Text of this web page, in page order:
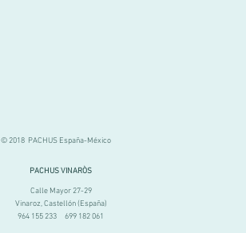
© 2018 PACHUS España-México
PACHUS VINARÒS
Calle Mayor 27-29
Vinaroz, Castellón (España)
964 155 233 699 182 061